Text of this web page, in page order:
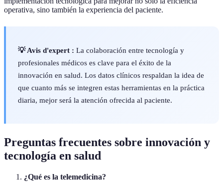
operativa, sino también la experiencia del paciente.
💡 Avis d'expert : La colaboración entre tecnología y
profesionales médicos es clave para el éxito de la
innovación en salud. Los datos clínicos respaldan la idea de
que cuanto más se integren estas herramientas en la práctica
diaria, mejor será la atención ofrecida al paciente.
Preguntas frecuentes sobre innovación y
tecnología en salud
¿Qué es la telemedicina?